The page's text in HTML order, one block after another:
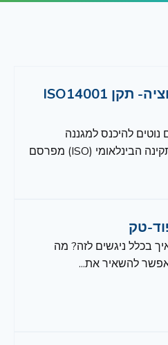
אבולוציה, לא רבולוציה- תקן ISO14001
נוטים להיכנס למגננה
אוטומטית כאשר ארגון התקינה הבינלאומי (ISO) מפרסם
טק
סגל 5/04/2020 איך בכלל ניגשים לזה? מה
אפשר להשאיר את...